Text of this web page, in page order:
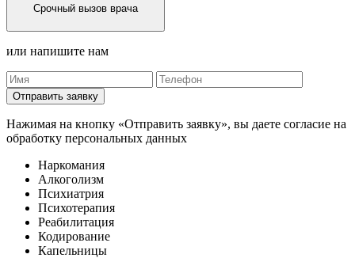
Срочный вызов врача
или напишите нам
Отправить заявку
Нажимая на кнопку «Отправить заявку», вы даете согласие на
обработку персональных данных
Наркомания
Алкоголизм
Психиатрия
Психотерапия
Реабилитация
Кодирование
Капельницы